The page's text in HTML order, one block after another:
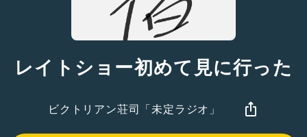
レイトショー初めて見に行った
ビクトリアン荘司「未定ラジオ」